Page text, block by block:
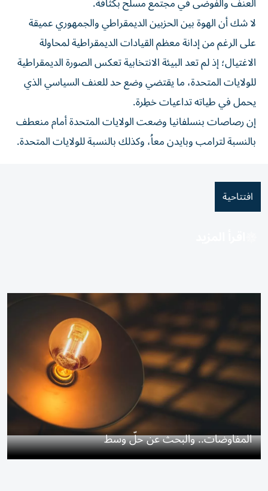
لا شك أن الهوة بين الحزبين الديمقراطي والجمهوري عميقة
على الرغم من إدانة معظم القيادات الديمقراطية لمحاولة
الاغتيال؛ إذ لم تعد البيئة الانتخابية تعكس الصورة الديمقراطية
للولايات المتحدة، ما يقتضي وضع حد للعنف السياسي الذي
يحمل في طياته تداعيات خطِرة.
إن رصاصات بنسلفانيا وضعت الولايات المتحدة أمام منعطف
بالنسبة لترامب وبايدن معاُ، وكذلك بالنسبة للولايات المتحدة.
افتتاحية
المفاوضات.. والبحث عن حلّ وسط